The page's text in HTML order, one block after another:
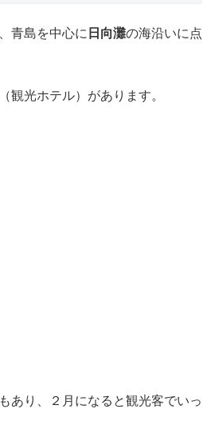
青島を中心に 日向灘の海沿いに点
観光ホテル）があります。
あり、２月になると観光客でいっ